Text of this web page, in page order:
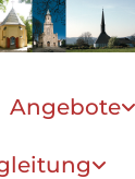
Angebote